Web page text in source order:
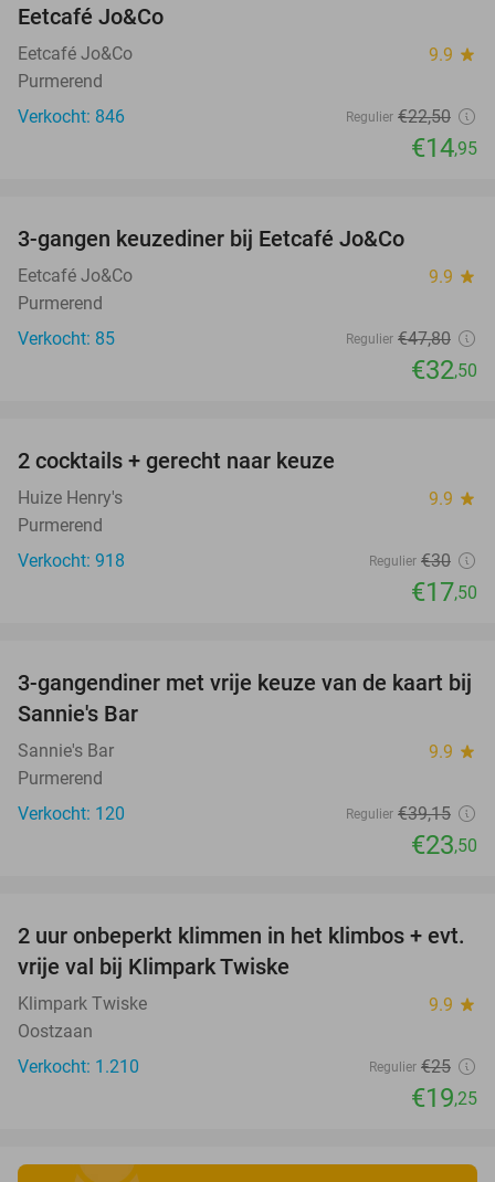
Eetcafé Jo&Co
Eetcafé Jo&Co 9.9 star
Purmerend
Verkocht: 846
Regulier €22,50
€14,95
3-gangen keuzediner bij Eetcafé Jo&Co
Eetcafé Jo&Co 9.9 star
Purmerend
Verkocht: 85
Regulier €47,80
€32,50
2 cocktails + gerecht naar keuze
Huize Henry's 9.9 star
Purmerend
Verkocht: 918
Regulier €30
€17,50
40%
3-gangendiner met vrije keuze van de kaart bij
Sannie's Bar
Sannie's Bar 9.9 star
Purmerend
Verkocht: 120
Regulier €39,15
€23,50
23%
2 uur onbeperkt klimmen in het klimbos + evt.
vrije val bij Klimpark Twiske
Klimpark Twiske 9.9 star
Oostzaan
Verkocht: 1.210
Regulier €25
€19,25